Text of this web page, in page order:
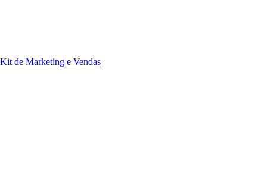
Kit de Marketing e Vendas